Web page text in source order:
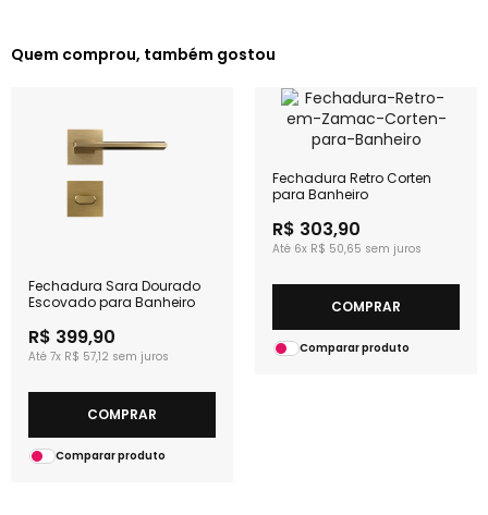
Quem comprou, também gostou
Fechadura Sara Dourado
Escovado para Banheiro
R$ 399,90
7x R$ 57,12
COMPRAR
Comparar produto
Fechadura Retro Corten
para Banheiro
R$ 303,90
6x R$ 50,65
COMPRAR
Comparar produto